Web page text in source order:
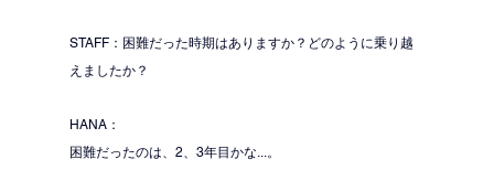
STAFF：困難だった時期はありますか？どのように乗り越
えましたか？
HANA：
困難だったのは、2、3年目かな...。